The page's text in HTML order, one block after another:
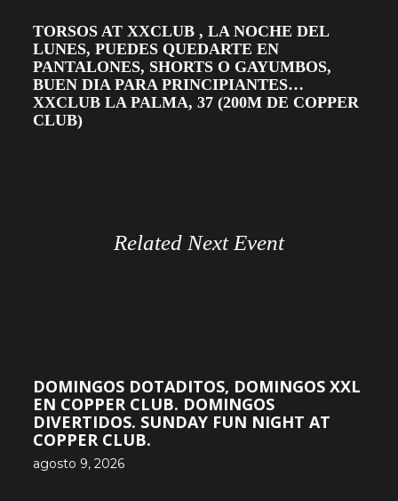
TORSOS AT XXCLUB , LA NOCHE DEL
LUNES, PUEDES QUEDARTE EN
PANTALONES, SHORTS O GAYUMBOS,
BUEN DIA PARA PRINCIPIANTES…
XXCLUB LA PALMA, 37 (200M DE COPPER
CLUB)
Related Next Event
DOMINGOS DOTADITOS, DOMINGOS XXL
EN COPPER CLUB. DOMINGOS
DIVERTIDOS. SUNDAY FUN NIGHT AT
COPPER CLUB.
agosto 9, 2026